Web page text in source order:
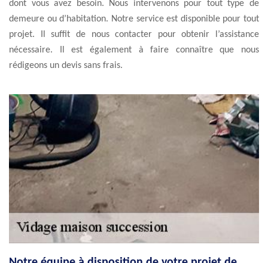
dont vous avez besoin. Nous intervenons pour tout type de
demeure ou d’habitation. Notre service est disponible pour tout
projet. Il suffit de nous contacter pour obtenir l’assistance
nécessaire. Il est également à faire connaître que nous
rédigeons un devis sans frais.